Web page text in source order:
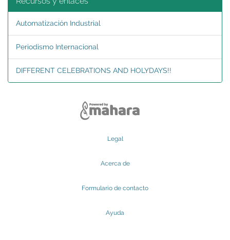
Automatización Industrial
Periodismo Internacional
DIFFERENT CELEBRATIONS AND HOLYDAYS!!
Legal
Acerca de
Formulario de contacto
Ayuda